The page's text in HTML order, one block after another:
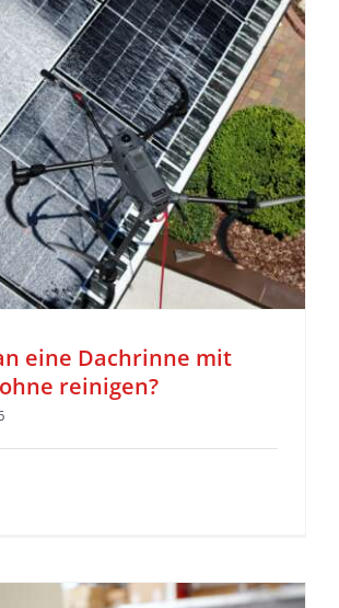
eine Dachrinne mit
reinigen?